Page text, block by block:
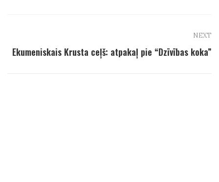
NEXT
Ekumeniskais Krusta ceļš: atpakaļ pie “Dzīvības koka”